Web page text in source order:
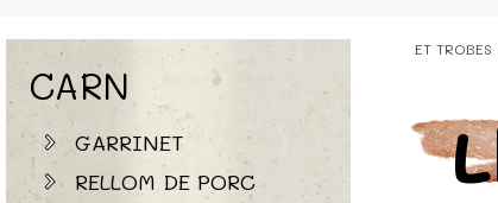
ET
CARN
GARRINET
RELLOM DE PORC